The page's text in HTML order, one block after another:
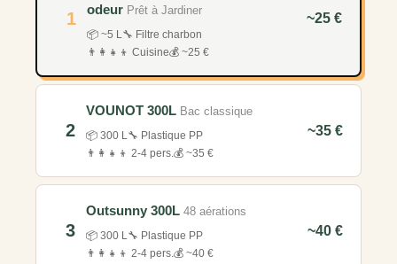
1
odeur Prêt à Jardiner
📦 ~5 L 🔧 Filtre charbon
👨‍👩‍👧‍👦 Cuisine💰 ~25 €
~25 €
2
VOUNOT 300L Bac classique
📦 300 L 🔧 Plastique PP
👨‍👩‍👧‍👦 2-4 pers. 💰 ~35 €
~35 €
3
Outsunny 300L 48 aérations
📦 300 L 🔧 Plastique PP
👨‍👩‍👧‍👦 2-4 pers. 💰 ~40 €
~40 €